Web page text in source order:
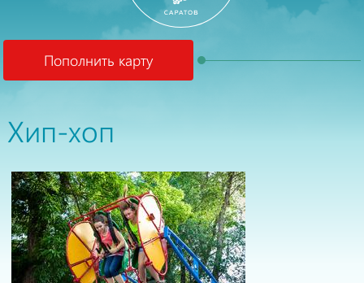
Пополнить карту
Хип-хоп